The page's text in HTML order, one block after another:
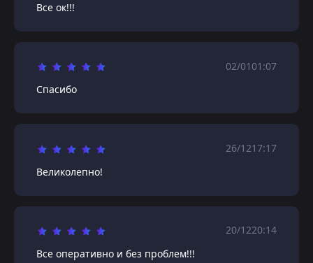
Все ок!!!
02/0101:07
Спасибо
26/1217:17
Великолепно!
20/1220:14
Все оперативно и без проблем!!!